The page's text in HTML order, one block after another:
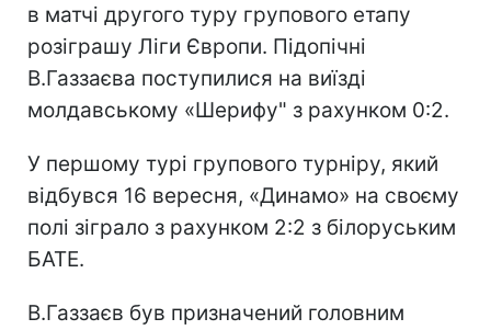
в матчі другого туру групового етапу
розіграшу Ліги Європи. Підопічні
В.Газзаєва поступилися на виїзді
молдавському «Шерифу" з рахунком 0:2.
У першому турі групового турніру, який
відбувся 16 вересня, «Динамо» на своєму
полі зіграло з рахунком 2:2 з білоруським
БАТЕ.
В.Газзаєв був призначений головним